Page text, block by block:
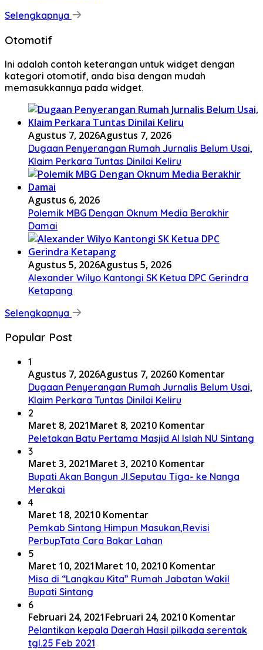
Selengkapnya
Otomotif
Ini adalah contoh keterangan untuk widget dengan
kategori otomotif, anda bisa dengan mudah
memasukkannya pada widget.
Agustus 7, 2026Agustus 7, 2026
Dugaan Penyerangan Rumah Jurnalis Belum Usai,
Klaim Perkara Tuntas Dinilai Keliru
Agustus 6, 2026
Polemik MBG Dengan Oknum Media Berakhir
Damai
Agustus 5, 2026Agustus 5, 2026
Alexander Wilyo Kantongi SK Ketua DPC Gerindra
Ketapang
Selengkapnya
Popular Post
1
Agustus 7, 2026Agustus 7, 20260 Komentar
Dugaan Penyerangan Rumah Jurnalis Belum Usai,
Klaim Perkara Tuntas Dinilai Keliru
2
Maret 8, 2021Maret 8, 20210 Komentar
Peletakan Batu Pertama Masjid Al Islah NU Sintang
3
Maret 3, 2021Maret 3, 20210 Komentar
Bupati Akan Bangun Jl.Seputau Tiga- ke Nanga
Merakai
4
Maret 18, 20210 Komentar
Pemkab Sintang Himpun Masukan,Revisi
PerbupTata Cara Bakar Lahan
5
Maret 10, 2021Maret 10, 20210 Komentar
Misa di “Langkau Kita” Rumah Jabatan Wakil
Bupati Sintang
6
Februari 24, 2021Februari 24, 20210 Komentar
Pelantikan kepala Daerah Hasil pilkada serentak
tgl.25 Feb 2021